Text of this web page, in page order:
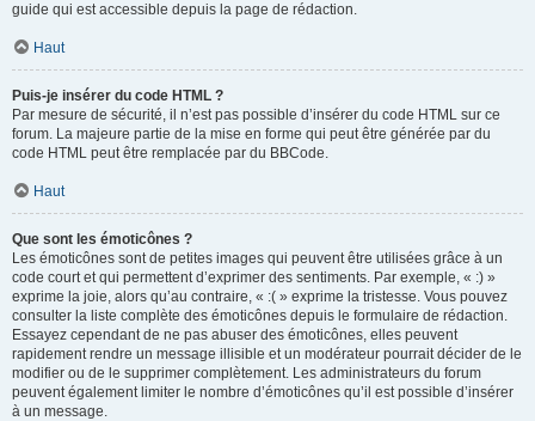
guide qui est accessible depuis la page de rédaction.
Haut
Puis-je insérer du code HTML ?
Par mesure de sécurité, il n’est pas possible d’insérer du code HTML sur ce
forum. La majeure partie de la mise en forme qui peut être générée par du
code HTML peut être remplacée par du BBCode.
Haut
Que sont les émoticônes ?
Les émoticônes sont de petites images qui peuvent être utilisées grâce à un
code court et qui permettent d’exprimer des sentiments. Par exemple, « :) »
exprime la joie, alors qu’au contraire, « :( » exprime la tristesse. Vous pouvez
consulter la liste complète des émoticônes depuis le formulaire de rédaction.
Essayez cependant de ne pas abuser des émoticônes, elles peuvent
rapidement rendre un message illisible et un modérateur pourrait décider de le
modifier ou de le supprimer complètement. Les administrateurs du forum
peuvent également limiter le nombre d’émoticônes qu’il est possible d’insérer
à un message.